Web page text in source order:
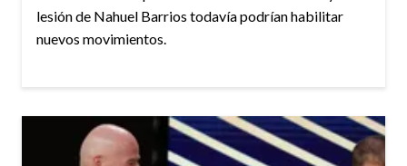
lesión de Nahuel Barrios todavía podrían habilitar
nuevos movimientos.